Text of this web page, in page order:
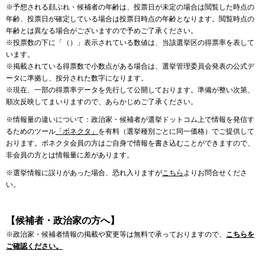
※予想される顔ぶれ・候補者の年齢は、投票日が未定の場合は閲覧した時点の
年齢、投票日が確定している場合は投票日時点の年齢となります。閲覧時点の
年齢とは異なる場合がございますので予めご了承ください。
※投票数の下に「（）」表示されている数値は、当該選挙区の得票率を表して
います。
※掲載されている得票数で小数点がある場合は、選挙管理委員会発表の公式デ
ータに準拠し、按分された数字になります。
※現在、一部の得票率データを先行して公開しております。準備が整い次第、
順次反映してまいりますので、あらかじめご了承ください。
※情報量の違いについて：政治家・候補者が選挙ドットコム上で情報を発信す
るためのツール 「ボネクタ」 を有料（選挙種別ごとに同一価格）でご提供して
おります。ボネクタ会員の方はご自身で情報を書き込むことができますので、
非会員の方とは情報量に差があります。
※選挙情報に誤りがあった場合、恐れ入りますがこちら よりお問合せくださ
い。
【候補者・政治家の方へ】
※政治家・候補者情報の掲載や変更等は無料で承っておりますので、 こちらを
ご確認ください。